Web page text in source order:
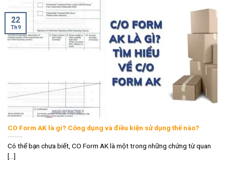
CO Form AK là gì? Công dụng và điều kiện sử dụng thế nào?
Có thể bạn chưa biết, CO Form AK là một trong những chứng từ quan
[...]
22
Th9